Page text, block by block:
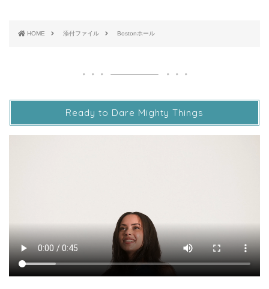
HOME 添付ファイル Bostonホール
Ready to Dare Mighty Things